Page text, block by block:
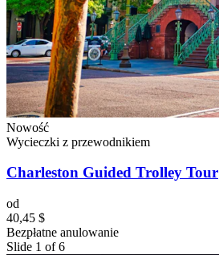
Nowość
Wycieczki z przewodnikiem
Charleston Guided Trolley Tour
od
40,45 $
Bezpłatne anulowanie
Slide 1 of 6